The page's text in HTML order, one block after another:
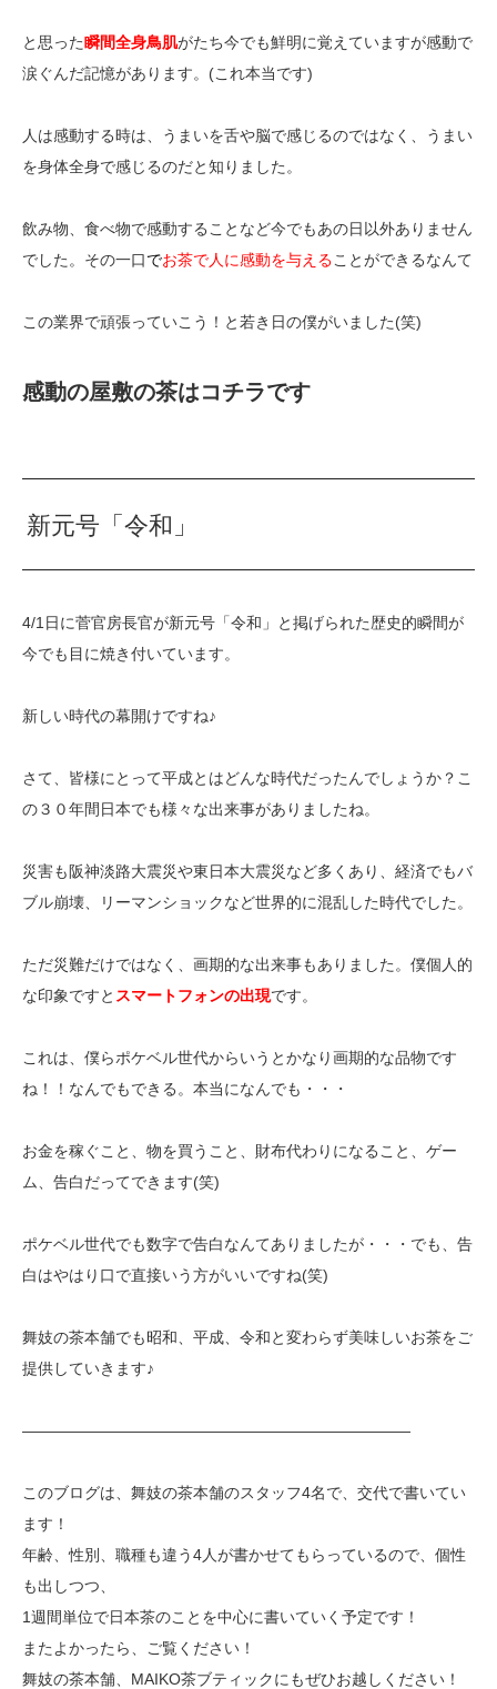
と思った瞬間全身鳥肌がたち今でも鮮明に覚えていますが感動で
涙ぐんだ記憶があります。(これ本当です)
人は感動する時は、うまいを舌や脳で感じるのではなく、うまい
を身体全身で感じるのだと知りました。
飲み物、食べ物で感動することなど今でもあの日以外ありません
でした。その一口でお茶で人に感動を与えることができるなんて
この業界で頑張っていこう！と若き日の僕がいました(笑)
感動の屋敷の茶はコチラです
新元号「令和」
4/1日に菅官房長官が新元号「令和」と掲げられた歴史的瞬間が
今でも目に焼き付いています。
新しい時代の幕開けですね♪
さて、皆様にとって平成とはどんな時代だったんでしょうか？こ
の３０年間日本でも様々な出来事がありましたね。
災害も阪神淡路大震災や東日本大震災など多くあり、経済でもバ
ブル崩壊、リーマンショックなど世界的に混乱した時代でした。
ただ災難だけではなく、画期的な出来事もありました。僕個人的
な印象ですと スマートフォンの出現です。
これは、僕らポケベル世代からいうとかなり画期的な品物です
ね！！なんでもできる。本当になんでも・・・
お金を稼ぐこと、物を買うこと、財布代わりになること、ゲー
ム、告白だってできます(笑)
ポケベル世代でも数字で告白なんてありましたが・・・でも、告
白はやはり口で直接いう方がいいですね(笑)
舞妓の茶本舗でも昭和、平成、令和と変わらず美味しいお茶をご
提供していきます♪
—————————————————————————
このブログは、舞妓の茶本舗のスタッフ4名で、交代で書いてい
ます！
年齢、性別、職種も違う4人が書かせてもらっているので、個性
も出しつつ、
1週間単位で日本茶のことを中心に書いていく予定です！
またよかったら、ご覧ください！
舞妓の茶本舗、MAIKO茶ブティックにもぜひお越しください！